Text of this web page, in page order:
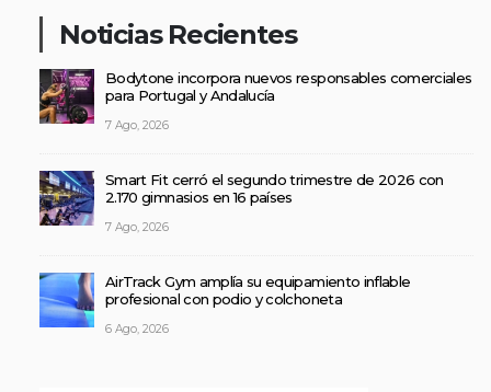
Noticias Recientes
Bodytone incorpora nuevos responsables comerciales
para Portugal y Andalucía
7 Ago, 2026
Smart Fit cerró el segundo trimestre de 2026 con
2.170 gimnasios en 16 países
7 Ago, 2026
AirTrack Gym amplía su equipamiento inflable
profesional con podio y colchoneta
6 Ago, 2026